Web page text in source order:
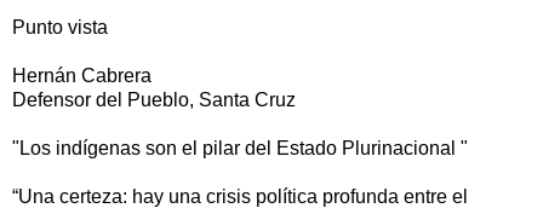
Punto vista
Hernán Cabrera
Defensor del Pueblo, Santa Cruz
"Los indígenas son el pilar del Estado Plurinacional "
“Una certeza: hay una crisis política profunda entre el